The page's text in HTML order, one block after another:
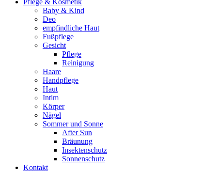
Pflege & Kosmetik
Baby & Kind
Deo
empfindliche Haut
Fußpflege
Gesicht
Pflege
Reinigung
Haare
Handpflege
Haut
Intim
Körper
Nägel
Sommer und Sonne
After Sun
Bräunung
Insektenschutz
Sonnenschutz
Kontakt